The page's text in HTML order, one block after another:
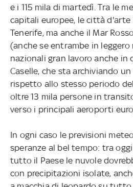
e i 115 mila di martedì. Tra le
capitali europee, le città d'arte
Tenerife, ma anche il Mar
(anche se entrambe in leggero
nazionali gran lavoro anche in
Caselle, che sta archiviando
rispetto allo stesso periodo
oltre 13 mila persone in
verso i principali aeroporti
In ogni caso le previsioni
speranze al bel tempo: tra
tutto il Paese le nuvole
con precipitazioni isolate,